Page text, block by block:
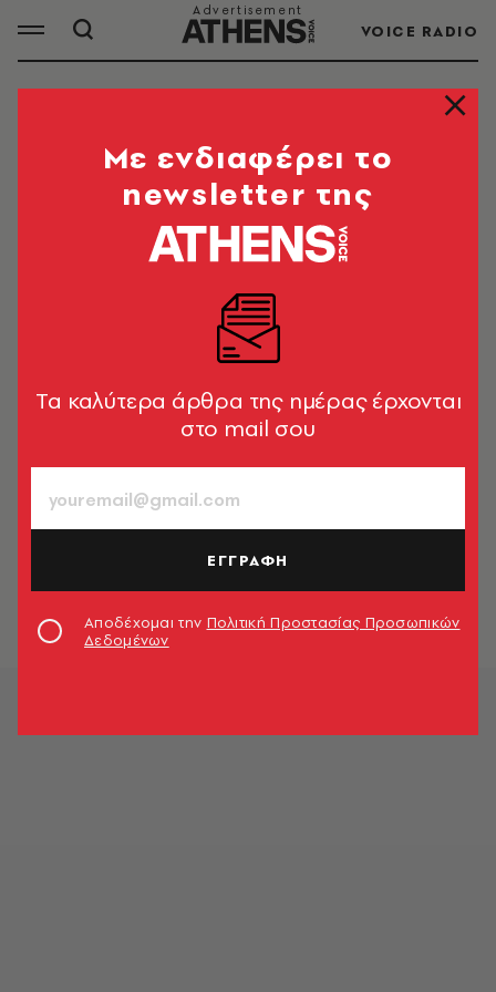
VOICE RADIO
ΓΑΜΟΣ
ΟΛΑ ΤΑ ΑΡΘΡΑ ΤΟΥ TAG
SHOWBIZ
Φάνη Μπότση σε ένα παραμυθένιο
σκηνικό στη Μεσσηνιακή Μάνη
CELEBRITIES
τα 26 χρόνια γάμου με τη γυναίκα
Newsroom
Mε ενδιαφέρει το
newsletter της
Tα καλύτερα άρθρα της ημέρας έρχονται
στο mail σου
ΕΓΓΡΑΦΗ
Αποδέχομαι την Πολιτική Προστασίας Προσωπικών
Δεδομένων